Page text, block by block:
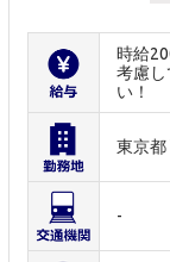
時給
考慮
い！
東京
-